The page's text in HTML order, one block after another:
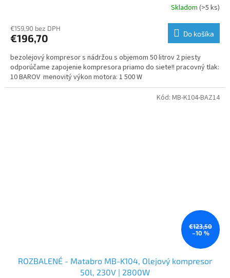
Skladom (>5 ks)
€159,90 bez DPH
€196,70 Do košíka
bezolejový kompresor s nádržou s objemom 50 litrov 2 piesty
odporúčame zapojenie kompresora priamo do siete!! pracovný tlak:
10 BAROV menovitý výkon motora: 1 500 W
€123,50
–10 %
ROZBALENÉ - Matabro MB-K104, Olejový kompresor
50l, 230V | 2800W
Kód: MB-K104-BAZ14